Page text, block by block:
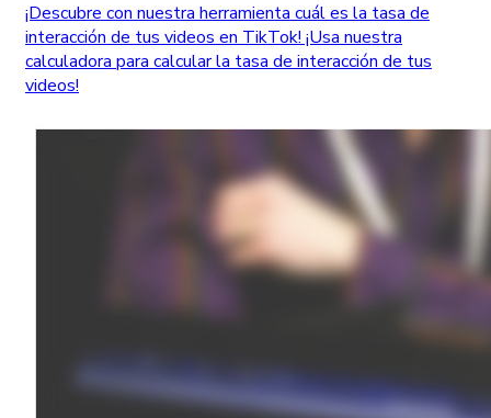
¡Descubre con nuestra herramienta cuál es la tasa de
interacción de tus videos en TikTok! ¡Usa nuestra
calculadora para calcular la tasa de interacción de tus
videos!